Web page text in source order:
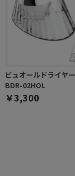
ビュオールドライヤ
BDR-02HOL
￥3,300